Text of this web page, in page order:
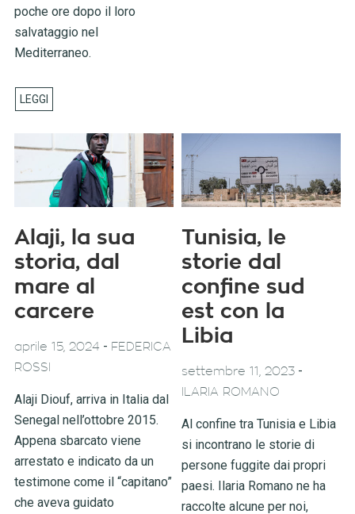
poche ore dopo il loro
salvataggio nel
Mediterraneo.
Alaji, la sua
storia, dal
mare al
carcere
aprile 15, 2024 - FEDERICA
ROSSI
Alaji Diouf, arriva in Italia dal
Senegal nell’ottobre 2015.
Appena sbarcato viene
arrestato e indicato da un
testimone come il “capitano”
che aveva guidato
Tunisia, le
storie dal
confine sud
est con la
Libia
settembre 11, 2023 -
ILARIA ROMANO
Al confine tra Tunisia e Libia
si incontrano le storie di
persone fuggite dai propri
paesi. Ilaria Romano ne ha
raccolte alcune per noi,